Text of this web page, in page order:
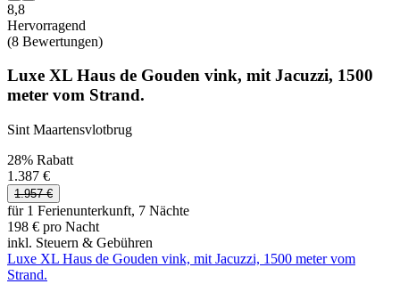
8,8
Hervorragend
(8 Bewertungen)
Luxe XL Haus de Gouden vink, mit Jacuzzi, 1500
meter vom Strand.
Sint Maartensvlotbrug
28% Rabatt
1.387 €
1.957 €
für 1 Ferienunterkunft, 7 Nächte
198 € pro Nacht
inkl. Steuern & Gebühren
Luxe XL Haus de Gouden vink, mit Jacuzzi, 1500 meter vom
Strand.